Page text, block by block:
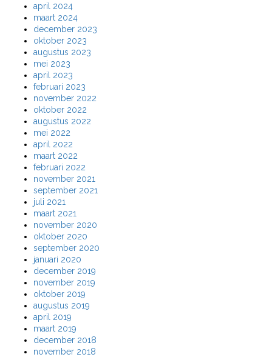
april 2024
maart 2024
december 2023
oktober 2023
augustus 2023
mei 2023
april 2023
februari 2023
november 2022
oktober 2022
augustus 2022
mei 2022
april 2022
maart 2022
februari 2022
november 2021
september 2021
juli 2021
maart 2021
november 2020
oktober 2020
september 2020
januari 2020
december 2019
november 2019
oktober 2019
augustus 2019
april 2019
maart 2019
december 2018
november 2018